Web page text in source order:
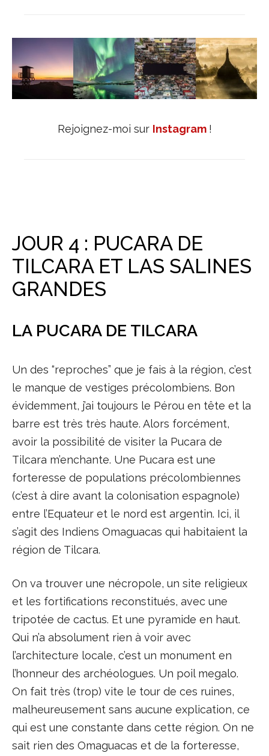
Rejoignez-moi sur Instagram !
JOUR 4 : PUCARA DE
TILCARA ET LAS SALINES
GRANDES
LA PUCARA DE TILCARA
Un des “reproches” que je fais à la région, c’est
le manque de vestiges précolombiens. Bon
évidemment, j’ai toujours le Pérou en tête et la
barre est très très haute. Alors forcément,
avoir la possibilité de visiter la Pucara de
Tilcara m’enchante. Une Pucara est une
forteresse de populations précolombiennes
(c’est à dire avant la colonisation espagnole)
entre l’Equateur et le nord est argentin. Ici, il
s’agit des Indiens Omaguacas qui habitaient la
région de Tilcara.
On va trouver une nécropole, un site religieux
et les fortifications reconstitués, avec une
tripotée de cactus. Et une pyramide en haut.
Qui n’a absolument rien à voir avec
l’architecture locale, c’est un monument en
l’honneur des archéologues. Un poil megalo.
On fait très (trop) vite le tour de ces ruines,
malheureusement sans aucune explication, ce
qui est une constante dans cette région. On ne
sait rien des Omaguacas et de la forteresse,